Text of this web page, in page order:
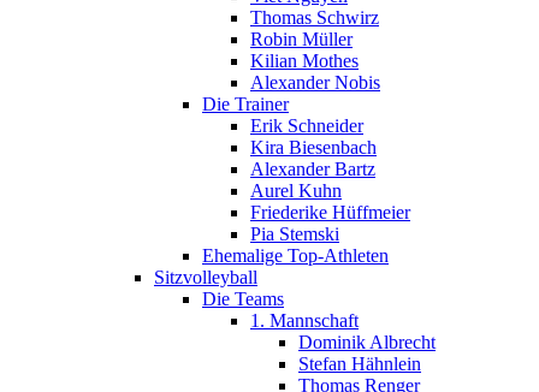
Thomas Schwirz
Robin Müller
Kilian Mothes
Alexander Nobis
Die Trainer
Erik Schneider
Kira Biesenbach
Alexander Bartz
Aurel Kuhn
Friederike Hüffmeier
Pia Stemski
Ehemalige Top-Athleten
Sitzvolleyball
Die Teams
1. Mannschaft
Dominik Albrecht
Stefan Hähnlein
Thomas Renger